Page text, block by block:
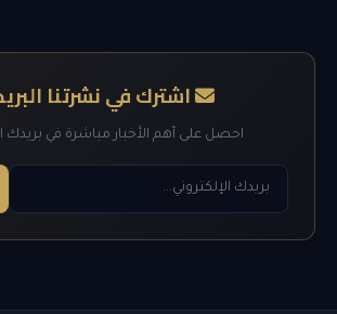
اشترك في نشرتنا
احصل على أهم الأخبار مباشرة في بريدك